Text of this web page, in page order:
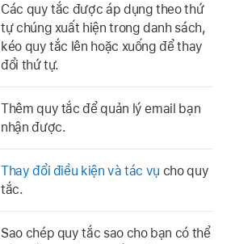
Các quy tắc được áp dụng theo thứ
tự chúng xuất hiện trong danh sách,
kéo quy tắc lên hoặc xuống để thay
đổi thứ tự.
Thêm quy tắc để quản lý email bạn
nhận được.
Thay đổi điều kiện và tác vụ cho quy
tắc.
Sao chép quy tắc sao cho bạn có thể